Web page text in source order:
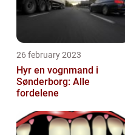
26 february 2023
Hyr en vognmand i
Sønderborg: Alle
fordelene